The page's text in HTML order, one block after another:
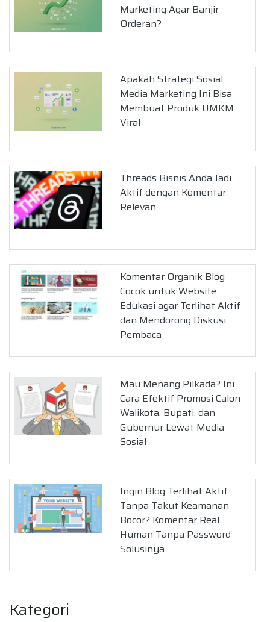
Marketing Agar Banjir
Orderan?
Apakah Strategi Sosial
Media Marketing Ini Bisa
Membuat Produk UMKM
Viral
Threads Bisnis Anda Jadi
Aktif dengan Komentar
Relevan
Komentar Organik Blog
Cocok untuk Website
Edukasi agar Terlihat Aktif
dan Mendorong Diskusi
Pembaca
Mau Menang Pilkada? Ini
Cara Efektif Promosi Calon
Walikota, Bupati, dan
Gubernur Lewat Media
Sosial
Ingin Blog Terlihat Aktif
Tanpa Takut Keamanan
Bocor? Komentar Real
Human Tanpa Password
Solusinya
Kategori